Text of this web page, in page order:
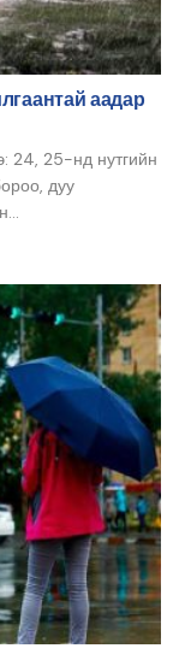
аадар
24, 25-нд нутгийн
дуу